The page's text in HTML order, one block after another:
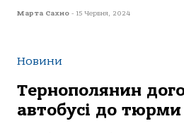
Марта Сахно - 15 Червня, 2024
Новини
Тернополянин
автобусі до тюрми